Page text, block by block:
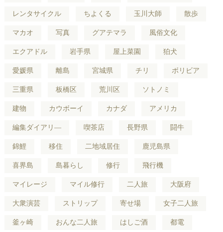
レンタサイクル ちよくる 玉川大師 散歩
マカオ 写真 グアテマラ 風俗文化
エクアドル 岩手県 屋上菜園 狛犬
愛媛県 離島 宮城県 チリ ボリビア
三重県 板橋区 荒川区 ソトノミ
建物 カウボーイ カナダ アメリカ
編集ダイアリ― 喫茶店 長野県 闘牛
錦鯉 移住 二地域居住 鹿児島県
喜界島 島暮らし 修行 飛行機
マイレージ マイル修行 二人旅 大阪府
大衆演芸 ストリップ 寄せ場 女子二人旅
釜ヶ崎 おんな二人旅 はしご酒 都電